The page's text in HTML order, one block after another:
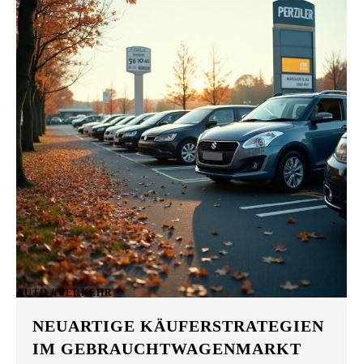
AUTO / VERKEHR
NEUARTIGE KÄUFERSTRATEGIEN
IM GEBRAUCHTWAGENMARKT